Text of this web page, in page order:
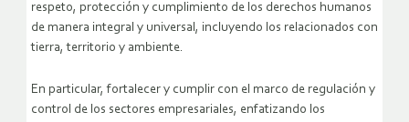
respeto, protección y cumplimiento de los derechos humanos
de manera integral y universal, incluyendo los relacionados con
tierra, territorio y ambiente.
En particular, fortalecer y cumplir con el marco de regulación y
control de los sectores empresariales, enfatizando los